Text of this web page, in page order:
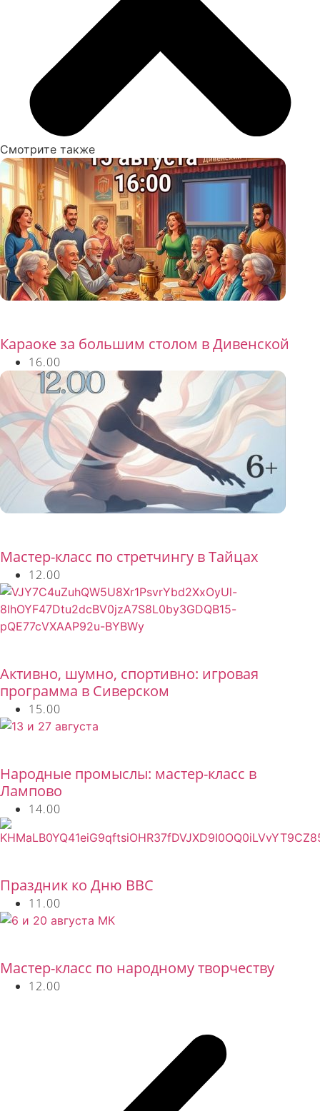
Смотрите также
Караоке за большим столом в Дивенской
16.00
Мастер-класс по стретчингу в Тайцах
12.00
Активно, шумно, спортивно: игровая
программа в Сиверском
15.00
Народные промыслы: мастер-класс в
Лампово
14.00
Праздник ко Дню ВВС
11.00
Мастер-класс по народному творчеству
12.00